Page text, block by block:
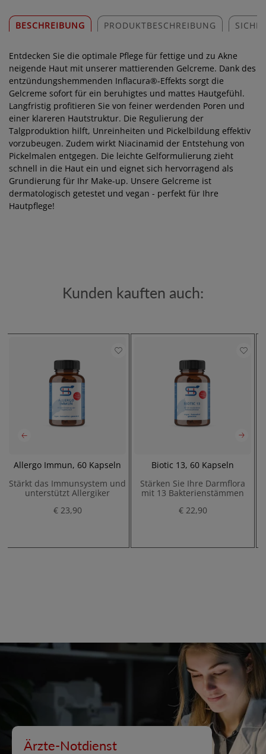
BESCHREIBUNG PRODUKTBESCHREIBUNG
Entdecken Sie die optimale Pflege für fettige und zu Akne
neigende Haut mit unserer mattierenden Gelcreme. Dank des
entzündungshemmenden Inflacura®-Effekts sorgt die
Gelcreme sofort für ein beruhigtes und mattes Hautgefühl.
Langfristig profitieren Sie von feiner werdenden Poren und
einer klareren Hautstruktur. Die Regulierung der
Talgproduktion hilft, Unreinheiten und Pickelbildung effektiv
vorzubeugen. Zudem wirkt Niacinamid der Entstehung von
Pickelmalen entgegen. Die leichte Gelformulierung zieht
schnell in die Haut ein und eignet sich hervorragend als
Grundierung für Ihr Make-up. Unsere Gelcreme ist
dermatologisch getestet und vegan - perfekt für Ihre
Hautpflege!
Kunden kauften auch:
Allergo Immun, 60 Kapseln
Stärkt das Immunsystem und
unterstützt Allergiker
€ 23,90
Biotic 13, 60 Kapseln
Stärken Sie Ihre Darmflora
mit 13 Bakterienstämmen
€ 22,90
e
Ärzte-Notdienst